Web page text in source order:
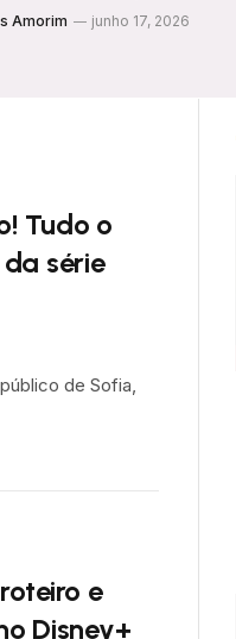
Amorim junho 17, 2026
Tudo o
série
de Sofia,
e
Disney+